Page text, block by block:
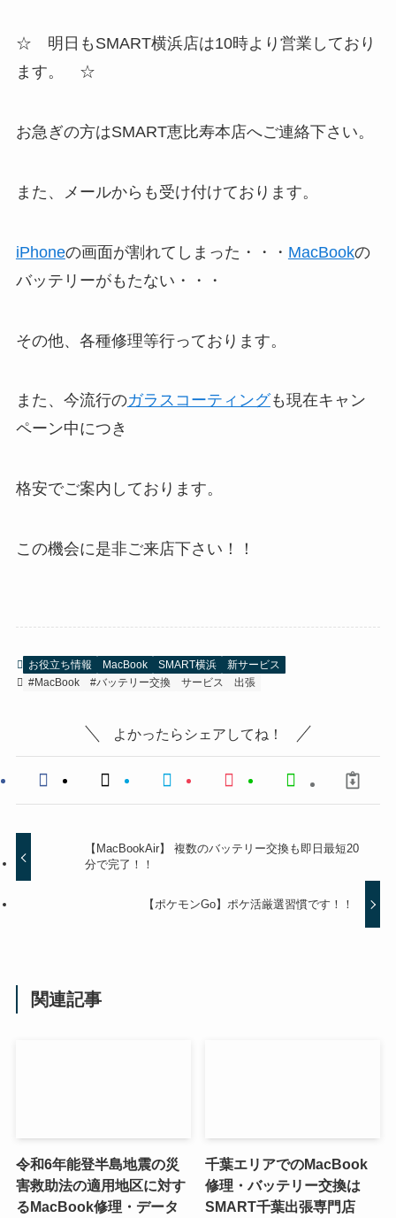
☆ 明日もSMART横浜店は10時より営業しており
ます。 ☆
お急ぎの方はSMART恵比寿本店へご連絡下さい。
また、メールからも受け付けております。
iPhoneの画面が割れてしまった・・・ MacBookの
バッテリーがもたない・・・
その他、各種修理等行っております。
また、今流行のガラスコーティングも現在キャン
ペーン中につき
格安でご案内しております。
この機会に是非ご来店下さい！！
お役立ち情報 MacBook SMART横浜
新サービス
#MacBook
#バッテリー交換 サービス 出張
よかったらシェアしてね！
【MacBookAir】 複数のバッテリー交換も即日最短20
分で完了！！
【ポケモンGo】ポケ活厳選習慣です！！
関連記事
令和6年能登半島地震の災
害救助法の適用地区に対す
るMacBook修理・データ
千葉エリアでのMacBook
修理・バッテリー交換は
SMART千葉出張専門店